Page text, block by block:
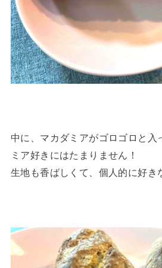
中に、マカダミアがゴロゴロと入
ミア好きにはたまりません！
生地も香ばしくて、個人的に好き